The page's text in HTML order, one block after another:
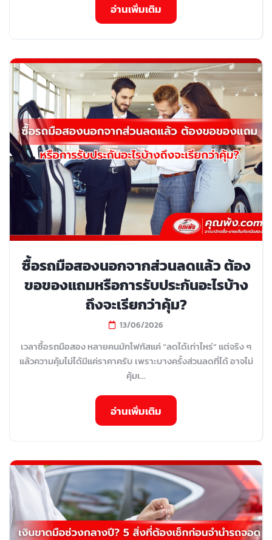
อ่านเพิ่มเติม
ซื้อรถมือสองนอกจากส่วนลดแล้ว ต้อง
ขอของแถมหรือการรับประกันอะไรบ้าง
ถึงจะเรียกว่าคุ้ม?
13/06/2026
เวลาซื้อรถมือสอง หลายคนมักโฟกัสแค่ “ลดได้เท่าไหร่” แต่จริง ๆ
แล้วความคุ้มไม่ได้มีแค่ราคาครับ เพราะบางครั้งส่วนลดที่ได้ อาจไม่
คุ้มเ...
อ่านเพิ่มเติม